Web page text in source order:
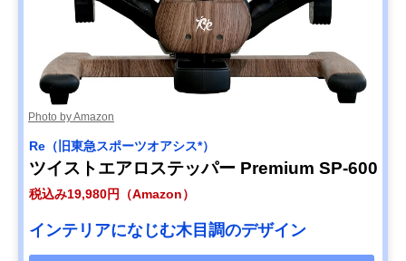
Photo by Amazon
Re（旧東急スポーツオアシス*）
ツイストエアロステッパー Premium SP-600
税込み19,980円（Amazon）
インテリアになじむ木目調のデザイン